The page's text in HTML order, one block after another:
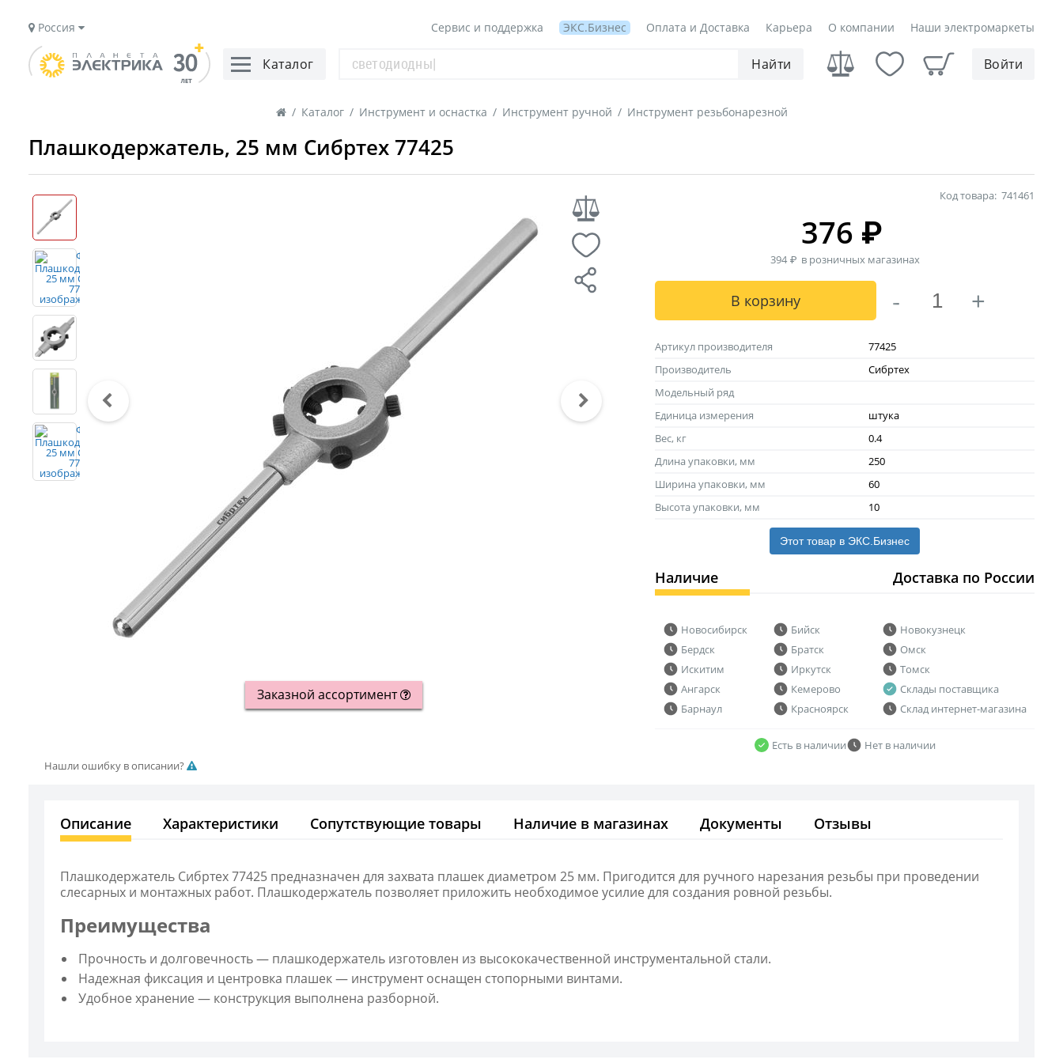
Россия Сервис и поддержка ЭКС.Бизнес Оплата и Доставка Карьера О компании Наши электромаркеты
Каталог Найти Войти
/ Каталог / Инструмент и оснастка / Инструмент ручной / Инструмент резьбонарезной
Плашкодержатель, 25 мм Сибртех 77425
Заказной ассортимент
Код товара: 741461
376 ₽
394 ₽в розничных магазинах
В корзину - +
Артикул производителя
77425
Производитель
Сибртех
Модельный ряд
Единица измерения
штука
Вес, кг
0.4
Длина упаковки, мм
250
Ширина упаковки, мм
60
Высота упаковки, мм
10
Этот товар в ЭКС.Бизнес
Наличие Доставка по России
Новосибирск
Бердск
Искитим
Ангарск
Барнаул
Бийск
Братск
Иркутск
Кемерово
Красноярск
Новокузнецк
Омск
Томск
Склады поставщика
Склад интернет-магазина
Есть в наличии
Нет в наличии
Нашли ошибку в описании?
Описание Характеристики Сопутствующие товары Наличие в магазинах Документы Отзывы
Плашкодержатель Сибртех 77425 предназначен для захвата плашек диаметром 25 мм. Пригодится для ручного нарезания резьбы при проведении
слесарных и монтажных работ. Плашкодержатель позволяет приложить необходимое усилие для создания ровной резьбы.
Преимущества
Прочность и долговечность — плашкодержатель изготовлен из высококачественной инструментальной стали.
Надежная фиксация и центровка плашек — инструмент оснащен стопорными винтами.
Удобное хранение — конструкция выполнена разборной.